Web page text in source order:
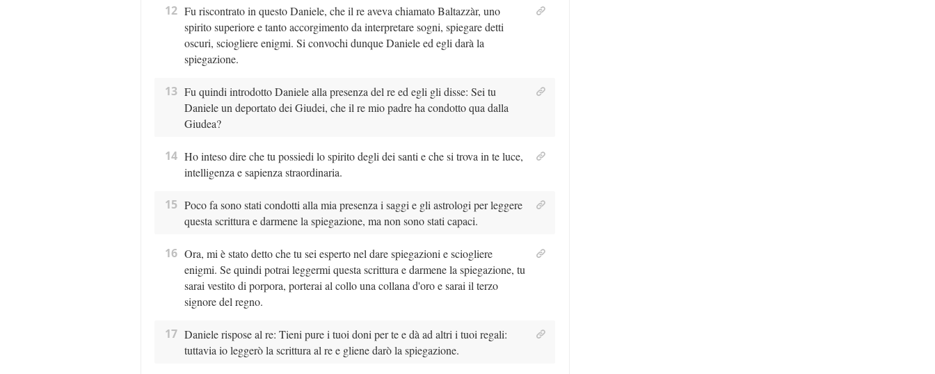
12 Fu riscontrato in questo Daniele, che il re aveva chiamato Baltazzàr, uno
spirito superiore e tanto accorgimento da interpretare sogni, spiegare detti
oscuri, sciogliere enigmi. Si convochi dunque Daniele ed egli darà la
spiegazione.
13 Fu quindi introdotto Daniele alla presenza del re ed egli gli disse: Sei tu
Daniele un deportato dei Giudei, che il re mio padre ha condotto qua dalla
Giudea?
14 Ho inteso dire che tu possiedi lo spirito degli dei santi e che si trova in te luce,
intelligenza e sapienza straordinaria.
15 Poco fa sono stati condotti alla mia presenza i saggi e gli astrologi per leggere
questa scrittura e darmene la spiegazione, ma non sono stati capaci.
16 Ora, mi è stato detto che tu sei esperto nel dare spiegazioni e sciogliere
enigmi. Se quindi potrai leggermi questa scrittura e darmene la spiegazione, tu
sarai vestito di porpora, porterai al collo una collana d'oro e sarai il terzo
signore del regno.
17 Daniele rispose al re: Tieni pure i tuoi doni per te e dà ad altri i tuoi regali:
tuttavia io leggerò la scrittura al re e gliene darò la spiegazione.